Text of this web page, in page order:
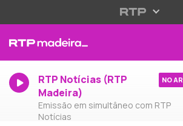
RTP Notícias (RTP
Madeira)
Emissão em simultâneo com RTP
Notícias
NO AR